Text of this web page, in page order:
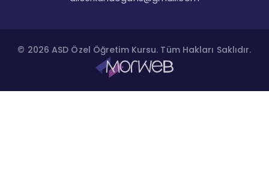
© 2026 ASD Özel Öğretim Kursu. Tüm Hakları Saklıdır.